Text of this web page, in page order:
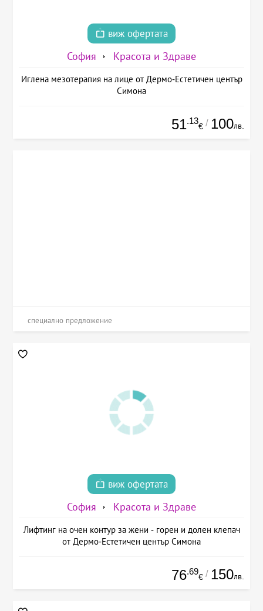
виж офертата
София Красота и Здраве
Иглена мезотерапия на лице от Дермо-Естетичен център
Симона
51.13
€ / 100лв.
специално предложение
виж офертата
София Красота и Здраве
Лифтинг на очен контур за жени - горен и долен клепач
от Дермо-Естетичен център Симона
76.69
€ / 150лв.